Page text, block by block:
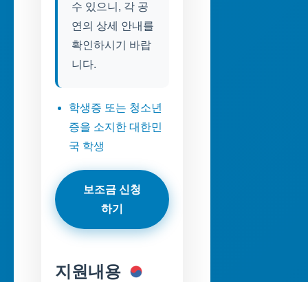
수 있으니, 각 공
연의 상세 안내를
확인하시기 바랍
니다.
학생증 또는 청소년
증을 소지한 대한민
국 학생
보조금 신청
하기
지원내용